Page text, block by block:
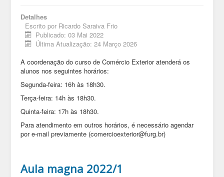
Detalhes
Escrito por Ricardo Saraiva Frio
Publicado: 03 Mai 2022
Última Atualização: 24 Março 2026
A coordenação do curso de Comércio Exterior atenderá os
alunos nos seguintes horários:
Segunda-feira: 16h às 18h30.
Terça-feira: 14h às 18h30.
Quinta-feira: 17h às 18h30.
Para atendimento em outros horários, é necessário agendar
por e-mail previamente (comercioexterior@furg.br)
Aula magna 2022/1